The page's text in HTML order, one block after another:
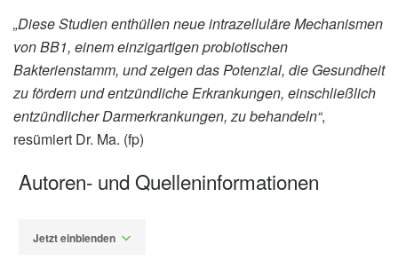
„Diese Studien enthüllen neue intrazelluläre Mechanismen
von BB1, einem einzigartigen probiotischen
Bakterienstamm, und zeigen das Potenzial, die Gesundheit
zu fördern und entzündliche Erkrankungen, einschließlich
entzündlicher Darmerkrankungen, zu behandeln“,
resümiert Dr. Ma. (fp)
Autoren- und Quelleninformationen
Jetzt einblenden